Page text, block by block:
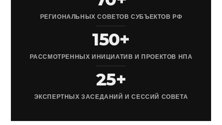
РЕГИОНАЛЬНЫХ СОВЕТОВ СУБЪЕКТОВ РФ
150+
РАССМОТРЕННЫХ ИНИЦИАТИВ И ПРОЕКТОВ НПА
25+
ЭКСПЕРТНЫХ ЗАСЕДАНИЙ И СЕССИЙ СОВЕТА